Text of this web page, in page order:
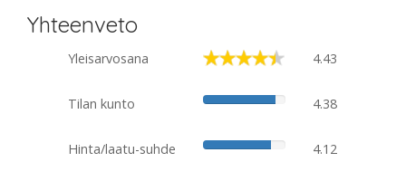
Yhteenveto
Yleisarvosana 4.43
Tilan kunto 4.38
Hinta/laatu-suhde 4.12